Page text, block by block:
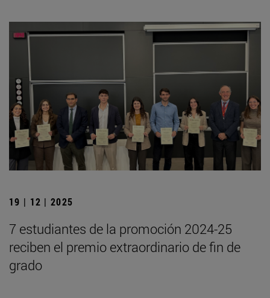
19 | 12 | 2025
7 estudiantes de la promoción 2024-25
reciben el premio extraordinario de fin de
grado